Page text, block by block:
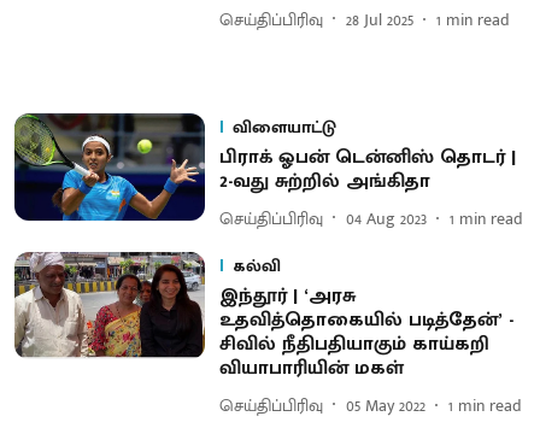
செய்திப்பிரிவு 28 Jul 2025 1 min read
விளையாட்டு
பிராக் ஓபன் டென்னிஸ் தொடர் |
2-வது சுற்றில் அங்கிதா
செய்திப்பிரிவு 04 Aug 2023 1 min read
கல்வி
இந்தூர் | ‘அரசு
உதவித்தொகையில் படித்தேன்’ -
சிவில் நீதிபதியாகும் காய்கறி
வியாபாரியின் மகள்
செய்திப்பிரிவு 05 May 2022 1 min read